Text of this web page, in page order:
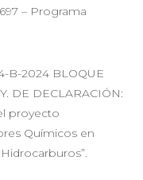
– Programa
B-2024 BLOQUE
DE DECLARACIÓN:
proyecto
Químicos en